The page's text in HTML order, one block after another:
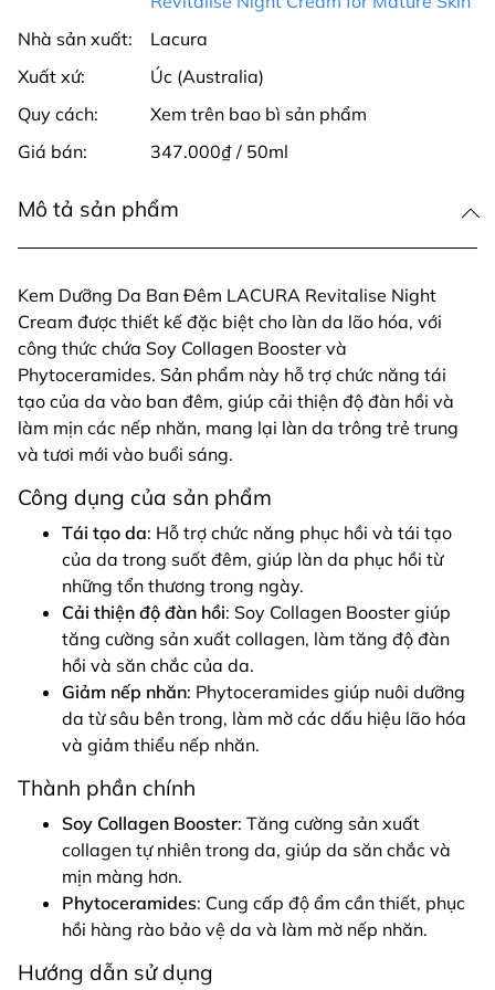
Nhà sản xuất:
Lacura
Xuất xứ:
Úc (Australia)
Quy cách:
Xem trên bao bì sản phẩm
Giá bán:
347.000₫ / 50ml
Mô tả sản phẩm
Kem Dưỡng Da Ban Đêm LACURA Revitalise Night
Cream được thiết kế đặc biệt cho làn da lão hóa, với
công thức chứa Soy Collagen Booster và
Phytoceramides. Sản phẩm này hỗ trợ chức năng tái
tạo của da vào ban đêm, giúp cải thiện độ đàn hồi và
làm mịn các nếp nhăn, mang lại làn da trông trẻ trung
và tươi mới vào buổi sáng.
Công dụng của sản phẩm
Tái tạo da: Hỗ trợ chức năng phục hồi và tái tạo
của da trong suốt đêm, giúp làn da phục hồi từ
những tổn thương trong ngày.
Cải thiện độ đàn hồi: Soy Collagen Booster giúp
tăng cường sản xuất collagen, làm tăng độ đàn
hồi và săn chắc của da.
Giảm nếp nhăn: Phytoceramides giúp nuôi dưỡng
da từ sâu bên trong, làm mờ các dấu hiệu lão hóa
và giảm thiểu nếp nhăn.
Thành phần chính
Soy Collagen Booster: Tăng cường sản xuất
collagen tự nhiên trong da, giúp da săn chắc và
mịn màng hơn.
Phytoceramides: Cung cấp độ ẩm cần thiết, phục
hồi hàng rào bảo vệ da và làm mờ nếp nhăn.
Hướng dẫn sử dụng